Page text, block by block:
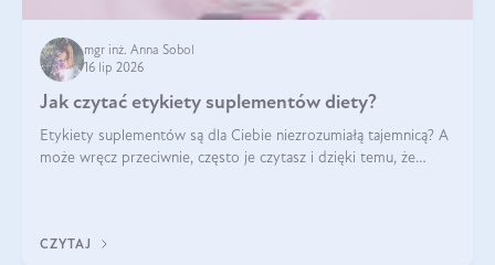
mgr inż. Anna Sobol
16 lip 2026
Jak czytać etykiety suplementów diety?
Etykiety suplementów są dla Ciebie niezrozumiałą tajemnicą? A
może wręcz przeciwnie, często je czytasz i dzięki temu, że
CZYTAJ